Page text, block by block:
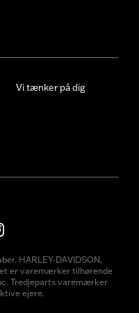
Vi tænker på dig
HARLEY-DAVIDSON,
er varemærker tilhørende
Tredjeparts varemærker
ejere.